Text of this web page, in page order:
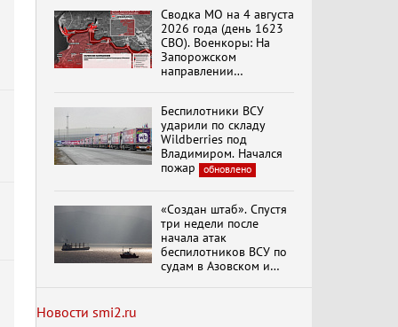
«Изменимся или
вымрем»
К ГРАЖДАНАМ
Г.А. Зюганова,
Председателя ЦК
КПРФ Руководителя
фракции КПРФ в
Государственной Думе
РФ (28.07.2026)
Документальный
фильм "Империализм и
Бить смелее!
В.Баранец, В.Дандыкин,
А.Матвийчук, К.Сивков
Сводка МО на 4 августа
2026 года (день 1623
СВО). Военкоры: На
Запорожском
направлении
Степногорска
Беспилотники ВСУ
ударили по складу
Wildberries под
Владимиром. Начался
пожар
обновлено
«Создан штаб». Спустя
три недели после
начала атак
беспилотников ВСУ по
судам в Азовском и
Новости smi2.ru